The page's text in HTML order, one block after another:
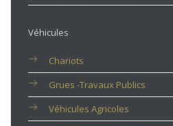
Véhicules
Chariots
Grues -travaux Publics
Véhicules Agricoles